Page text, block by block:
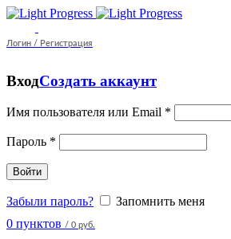
Логин / Регистрация
ВходСоздать аккаунт
Имя пользователя или Email *
Пароль *
Войти
Забыли пароль?
Запомнить меня
0 пунктов / 0 руб.